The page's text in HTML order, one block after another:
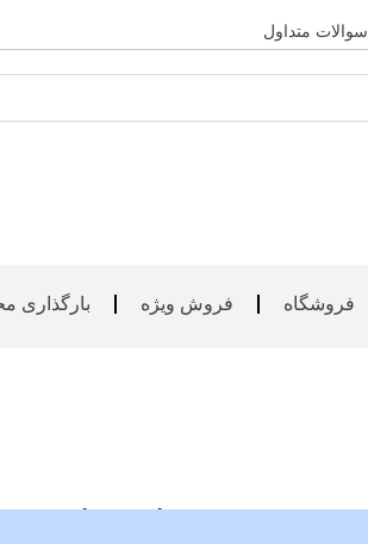
سوالات متداول
فروشگاه فروش ویژه بارگذاری
دست سازه های